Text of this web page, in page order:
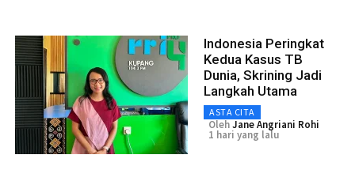
Indonesia Peringkat
Kedua Kasus TB
Dunia, Skrining Jadi
Langkah Utama
ASTA CITA
OlehJane Angriani Rohi
1 hari yang lalu